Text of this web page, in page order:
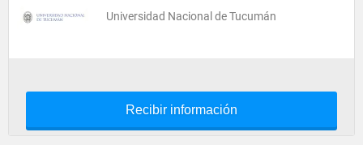
Universidad Nacional de Tucumán
Recibir información